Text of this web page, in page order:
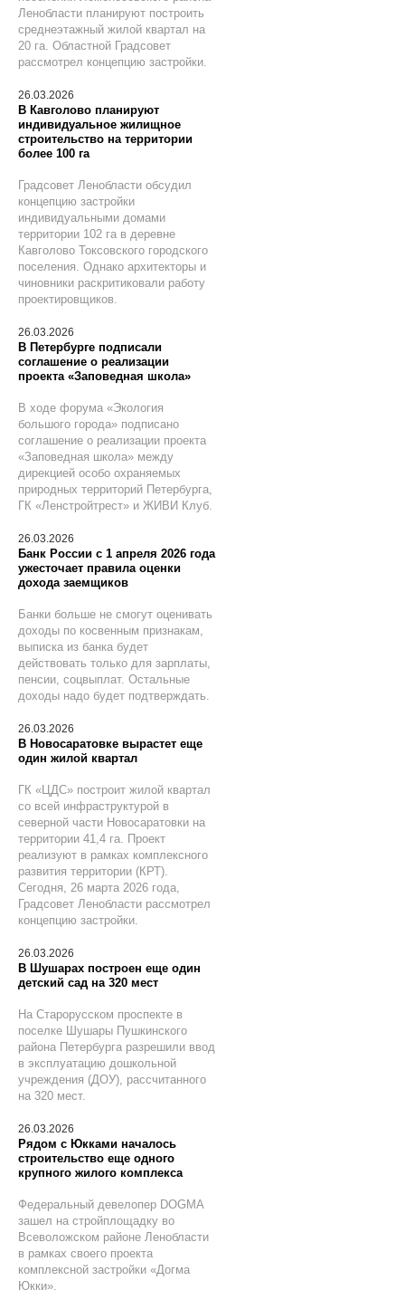
Ленобласти планируют построить
среднеэтажный жилой квартал на
20 га. Областной Градсовет
рассмотрел концепцию застройки.
26.03.2026
В Кавголово планируют
индивидуальное жилищное
строительство на территории
более 100 га
Градсовет Ленобласти обсудил
концепцию застройки
индивидуальными домами
территории 102 га в деревне
Кавголово Токсовского городского
поселения. Однако архитекторы и
чиновники раскритиковали работу
проектировщиков.
26.03.2026
В Петербурге подписали
соглашение о реализации
проекта «Заповедная школа»
В ходе форума «Экология
большого города» подписано
соглашение о реализации проекта
«Заповедная школа» между
дирекцией особо охраняемых
природных территорий Петербурга,
ГК «Ленстройтрест» и ЖИВИ Клуб.
26.03.2026
Банк России с 1 апреля 2026 года
ужесточает правила оценки
дохода заемщиков
Банки больше не смогут оценивать
доходы по косвенным признакам,
выписка из банка будет
действовать только для зарплаты,
пенсии, соцвыплат. Остальные
доходы надо будет подтверждать.
26.03.2026
В Новосаратовке вырастет еще
один жилой квартал
ГК «ЦДС» построит жилой квартал
со всей инфраструктурой в
северной части Новосаратовки на
территории 41,4 га. Проект
реализуют в рамках комплексного
развития территории (КРТ).
Сегодня, 26 марта 2026 года,
Градсовет Ленобласти рассмотрел
концепцию застройки.
26.03.2026
В Шушарах построен еще один
детский сад на 320 мест
На Старорусском проспекте в
поселке Шушары Пушкинского
района Петербурга разрешили ввод
в эксплуатацию дошкольной
учреждения (ДОУ), рассчитанного
на 320 мест.
26.03.2026
Рядом с Юкками началось
строительство еще одного
крупного жилого комплекса
Федеральный девелопер DOGMA
зашел на стройплощадку во
Всеволожском районе Ленобласти
в рамках своего проекта
комплексной застройки «Догма
Юкки».